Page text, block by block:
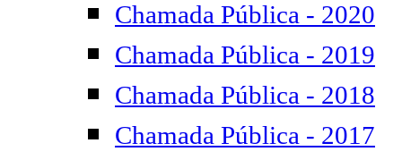
Chamada Pública - 2020
Chamada Pública - 2019
Chamada Pública - 2018
Chamada Pública - 2017